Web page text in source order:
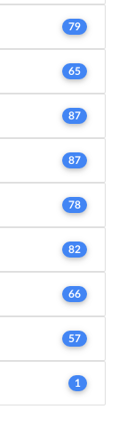
79
65
87
87
78
82
66
57
1